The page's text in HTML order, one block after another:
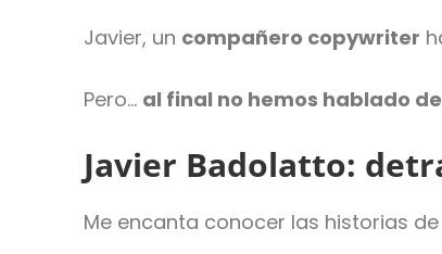
Javier, un compañero copywriter
Pero… al final no hemos hablado
Javier Badolatto:
Me encanta conocer las historias